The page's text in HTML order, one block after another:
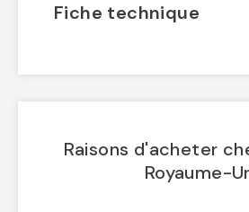
Fiche technique
Raisons d'acheter
Royaume-